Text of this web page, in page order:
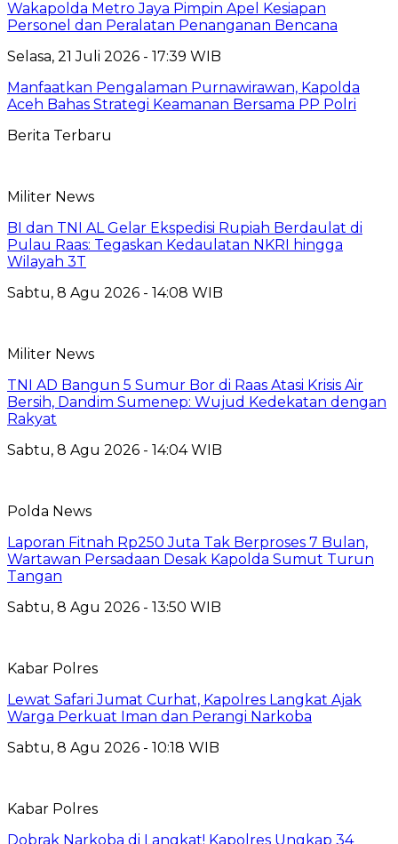
Wakapolda Metro Jaya Pimpin Apel Kesiapan
Personel dan Peralatan Penanganan Bencana
Selasa, 21 Juli 2026 - 17:39 WIB
Manfaatkan Pengalaman Purnawirawan, Kapolda
Aceh Bahas Strategi Keamanan Bersama PP Polri
Berita Terbaru
Militer News
BI dan TNI AL Gelar Ekspedisi Rupiah Berdaulat di
Pulau Raas: Tegaskan Kedaulatan NKRI hingga
Wilayah 3T
Sabtu, 8 Agu 2026 - 14:08 WIB
Militer News
TNI AD Bangun 5 Sumur Bor di Raas Atasi Krisis Air
Bersih, Dandim Sumenep: Wujud Kedekatan dengan
Rakyat
Sabtu, 8 Agu 2026 - 14:04 WIB
Polda News
Laporan Fitnah Rp250 Juta Tak Berproses 7 Bulan,
Wartawan Persadaan Desak Kapolda Sumut Turun
Tangan
Sabtu, 8 Agu 2026 - 13:50 WIB
Kabar Polres
Lewat Safari Jumat Curhat, Kapolres Langkat Ajak
Warga Perkuat Iman dan Perangi Narkoba
Sabtu, 8 Agu 2026 - 10:18 WIB
Kabar Polres
Dobrak Narkoba di Langkat! Kapolres Ungkap 34